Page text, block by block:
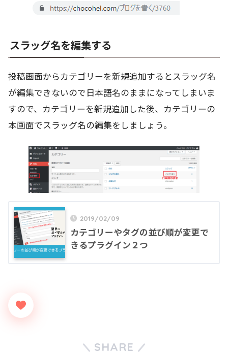
スラッグ名を編集する
投稿画面からカテゴリーを新規追加するとスラッグ名
が編集できないので日本語名のままになってしまいま
すので、カテゴリーを新規追加した後、カテゴリーの
本画面でスラッグ名の編集をしましょう。
2019/02/09
カテゴリーやタグの並び順が変更で
きるプラグイン２つ
SHARE